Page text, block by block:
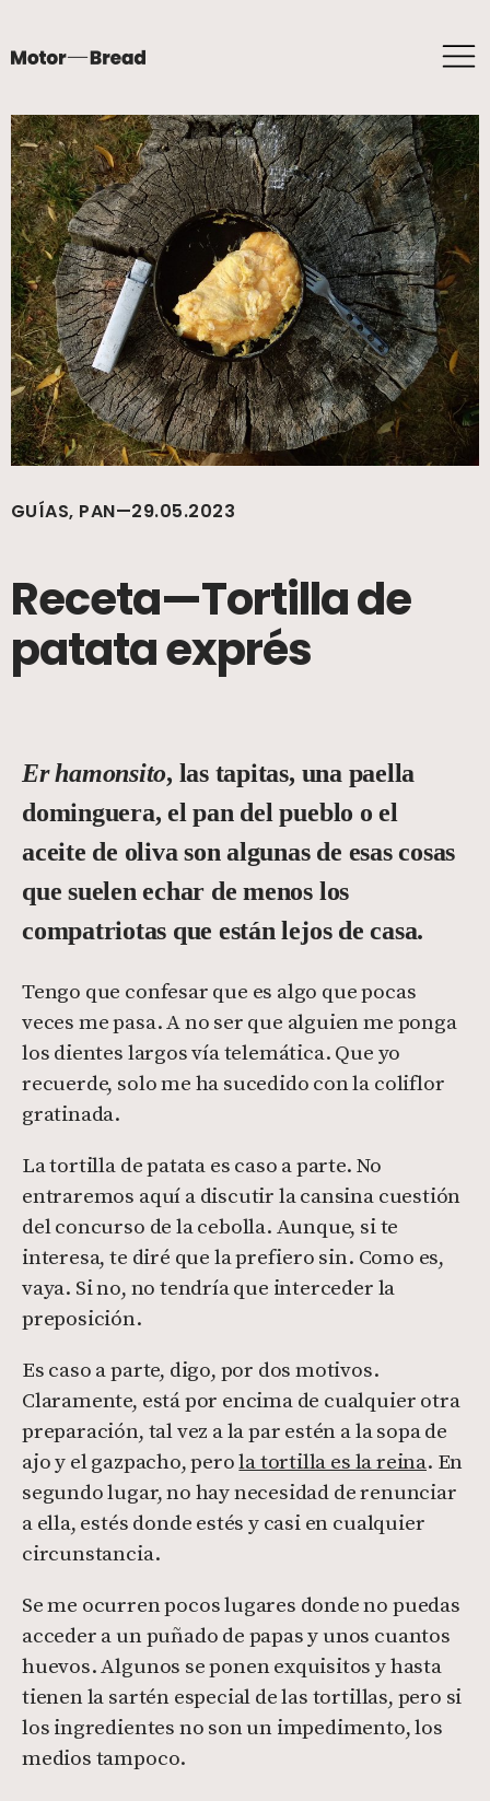
GUÍAS, PAN—29.05.2023
Receta—Tortilla de
patata exprés
Er hamonsito, las tapitas, una paella
dominguera, el pan del pueblo o el
aceite de oliva son algunas de esas cosas
que suelen echar de menos los
compatriotas que están lejos de casa.
Tengo que confesar que es algo que pocas
veces me pasa. A no ser que alguien me ponga
los dientes largos vía telemática. Que yo
recuerde, solo me ha sucedido con la coliflor
gratinada.
La tortilla de patata es caso a parte. No
entraremos aquí a discutir la cansina cuestión
del concurso de la cebolla. Aunque, si te
interesa, te diré que la prefiero sin. Como es,
vaya. Si no, no tendría que interceder la
preposición.
Es caso a parte, digo, por dos motivos.
Claramente, está por encima de cualquier otra
preparación, tal vez a la par estén a la sopa de
ajo y el gazpacho, perola tortilla es la reina. En
segundo lugar, no hay necesidad de renunciar
a ella, estés donde estés y casi en cualquier
circunstancia.
Se me ocurren pocos lugares donde no puedas
acceder a un puñado de papas y unos cuantos
huevos. Algunos se ponen exquisitos y hasta
tienen la sartén especial de las tortillas, pero si
los ingredientes no son un impedimento, los
medios tampoco.